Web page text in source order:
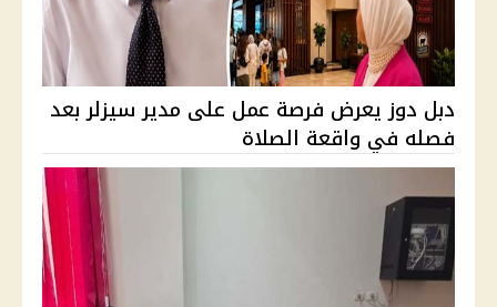
دبل دوز يعرض فرصة عمل على مدير سيزلر بعد
فصله في واقعة الصلاة